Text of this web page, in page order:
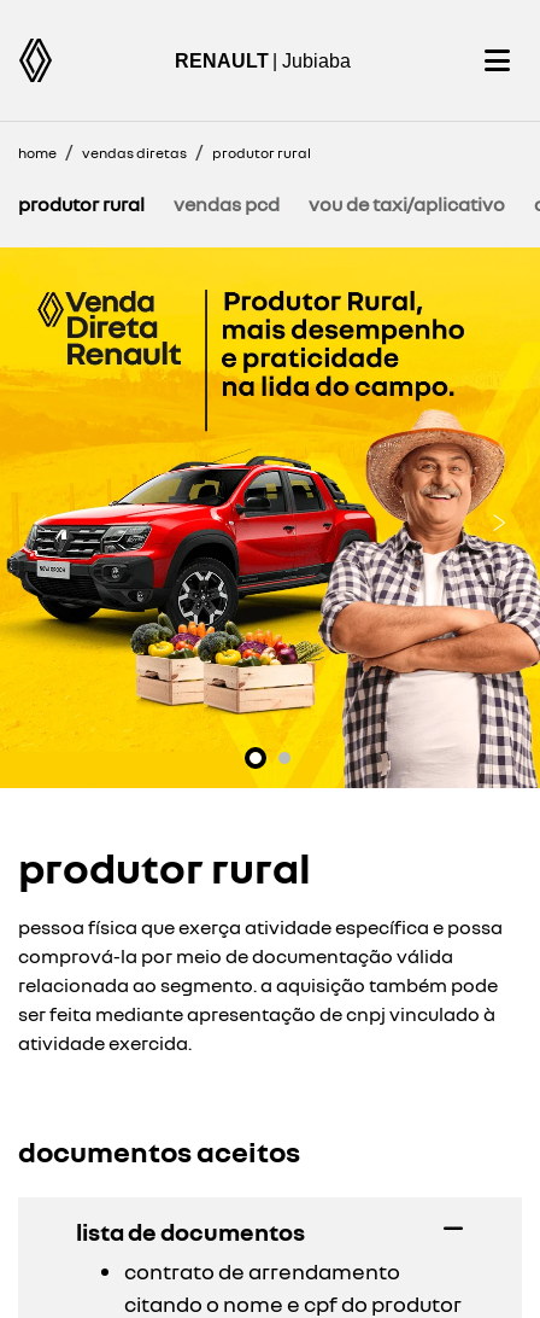
RENAULT | Jubiaba
home vendas diretas produtor rural
vendas pcd vou de taxi/aplicativo
produtor rural
templates.template-
produtor rural
pessoa física que exerça atividade específica e possa
comprová-la por meio de documentação válida
relacionada ao segmento. a aquisição também pode
ser feita mediante apresentação de cnpj vinculado à
atividade exercida.
documentos aceitos
lista de documentos
contrato de arrendamento
citando o nome e cpf do produtor